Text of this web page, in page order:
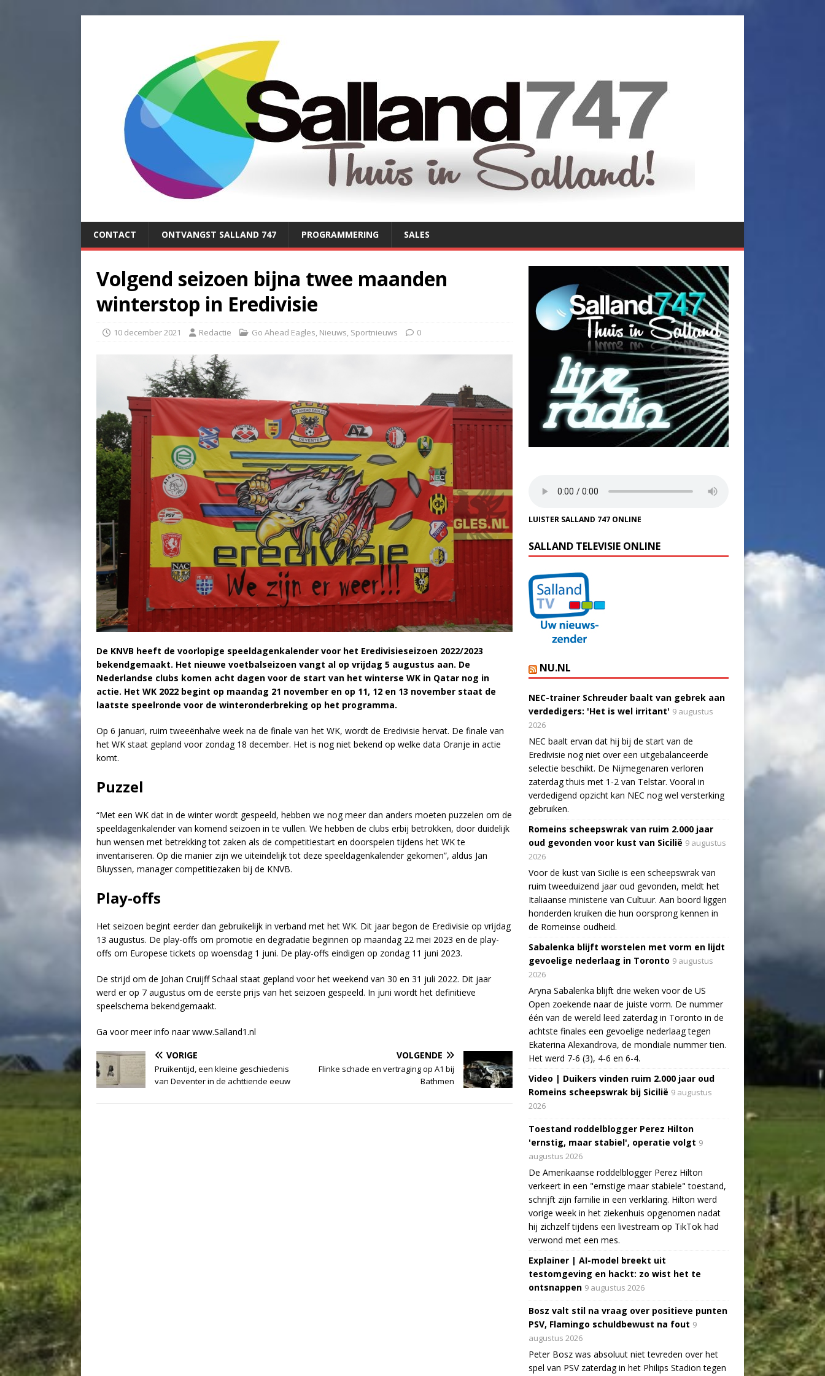
CONTACT ONTVANGST SALLAND 747 PROGRAMMERING SALES
Volgend seizoen bijna twee maanden
winterstop in Eredivisie
10 december 2021 Redactie Go Ahead Eagles, Nieuws, Sportnieuws 0
De KNVB heeft de voorlopige speeldagenkalender voor het Eredivisieseizoen 2022/2023
bekendgemaakt. Het nieuwe voetbalseizoen vangt al op vrijdag 5 augustus aan. De
Nederlandse clubs komen acht dagen voor de start van het winterse WK in Qatar nog in
actie. Het WK 2022 begint op maandag 21 november en op 11, 12 en 13 november staat de
laatste speelronde voor de winteronderbreking op het programma.
Op 6 januari, ruim tweeënhalve week na de finale van het WK, wordt de Eredivisie hervat. De finale van
het WK staat gepland voor zondag 18 december. Het is nog niet bekend op welke data Oranje in actie
komt.
Puzzel
“Met een WK dat in de winter wordt gespeeld, hebben we nog meer dan anders moeten puzzelen om de
speeldagenkalender van komend seizoen in te vullen. We hebben de clubs erbij betrokken, door duidelijk
hun wensen met betrekking tot zaken als de competitiestart en doorspelen tijdens het WK te
inventariseren. Op die manier zijn we uiteindelijk tot deze speeldagenkalender gekomen”, aldus Jan
Bluyssen, manager competitiezaken bij de KNVB.
Play-offs
Het seizoen begint eerder dan gebruikelijk in verband met het WK. Dit jaar begon de Eredivisie op vrijdag
13 augustus. De play-offs om promotie en degradatie beginnen op maandag 22 mei 2023 en de play-
offs om Europese tickets op woensdag 1 juni. De play-offs eindigen op zondag 11 juni 2023.
De strijd om de Johan Cruijff Schaal staat gepland voor het weekend van 30 en 31 juli 2022. Dit jaar
werd er op 7 augustus om de eerste prijs van het seizoen gespeeld. In juni wordt het definitieve
speelschema bekendgemaakt.
Ga voor meer info naar www.Salland1.nl
VORIGE
Pruikentijd, een kleine geschiedenis
van Deventer in de achttiende eeuw
VOLGENDE
Flinke schade en vertraging op A1 bij
Bathmen
LUISTER SALLAND 747 ONLINE
SALLAND TELEVISIE ONLINE
NU.NL
NEC-trainer Schreuder baalt van gebrek aan
verdedigers: 'Het is wel irritant' 9 augustus
2026
NEC baalt ervan dat hij bij de start van de
Eredivisie nog niet over een uitgebalanceerde
selectie beschikt. De Nijmegenaren verloren
zaterdag thuis met 1-2 van Telstar. Vooral in
verdedigend opzicht kan NEC nog wel versterking
gebruiken.
Romeins scheepswrak van ruim 2.000 jaar
oud gevonden voor kust van Sicilië 9 augustus
2026
Voor de kust van Sicilië is een scheepswrak van
ruim tweeduizend jaar oud gevonden, meldt het
Italiaanse ministerie van Cultuur. Aan boord liggen
honderden kruiken die hun oorsprong kennen in
de Romeinse oudheid.
Sabalenka blijft worstelen met vorm en lijdt
gevoelige nederlaag in Toronto 9 augustus
2026
Aryna Sabalenka blijft drie weken voor de US
Open zoekende naar de juiste vorm. De nummer
één van de wereld leed zaterdag in Toronto in de
achtste finales een gevoelige nederlaag tegen
Ekaterina Alexandrova, de mondiale nummer tien.
Het werd 7-6 (3), 4-6 en 6-4.
Video | Duikers vinden ruim 2.000 jaar oud
Romeins scheepswrak bij Sicilië 9 augustus
2026
Toestand roddelblogger Perez Hilton
'ernstig, maar stabiel', operatie volgt 9
augustus 2026
De Amerikaanse roddelblogger Perez Hilton
verkeert in een "ernstige maar stabiele" toestand,
schrijft zijn familie in een verklaring. Hilton werd
vorige week in het ziekenhuis opgenomen nadat
hij zichzelf tijdens een livestream op TikTok had
verwond met een mes.
Explainer | AI-model breekt uit
testomgeving en hackt: zo wist het te
ontsnappen 9 augustus 2026
Bosz valt stil na vraag over positieve punten
PSV, Flamingo schuldbewust na fout 9
augustus 2026
Peter Bosz was absoluut niet tevreden over het
spel van PSV zaterdag in het Philips Stadion tegen